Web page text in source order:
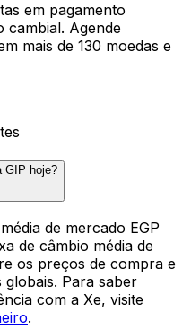
em pagamento
cambial. Agende
mais de 130 moedas e
GIP hoje?
de mercado EGP
de câmbio média de
os preços de compra e
globais. Para saber
com a Xe, visite
.